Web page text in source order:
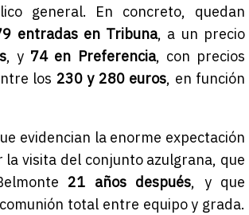
general. En concreto, quedan
entradas en Tribuna, a un precio
, y 74 en Preferencia, con precios
los 230 y 280 euros, en función
evidencian la enorme expectación
la visita del conjunto azulgrana, que
21 años después, y que
total entre equipo y grada.